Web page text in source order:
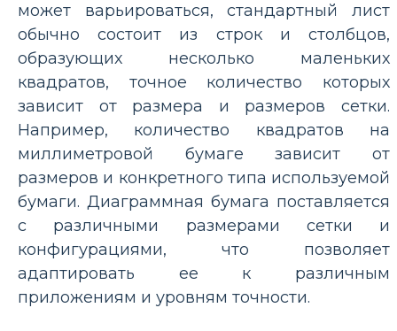
может варьироваться, стандартный лист
обычно состоит из строк и столбцов,
образующих несколько маленьких
квадратов, точное количество которых
зависит от размера и размеров сетки.
Например, количество квадратов на
миллиметровой бумаге зависит от
размеров и конкретного типа используемой
бумаги. Диаграммная бумага поставляется
с различными размерами сетки и
конфигурациями, что позволяет
адаптировать ее к различным
приложениям и уровням точности.